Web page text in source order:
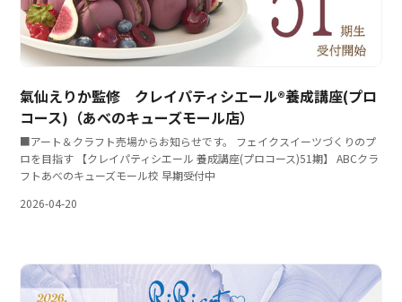
2026-04-20
氣仙えりか監修 クレイパティシエール®養成講座(プロ
コース)（あべのキューズモール店）
■アート＆クラフト売場からお知らせです。 フェイクスイーツづくりのプ
ロを目指す 【クレイパティシエール 養成講座(プロコース)51期】 ABCクラ
フトあべのキューズモール校 早期受付中